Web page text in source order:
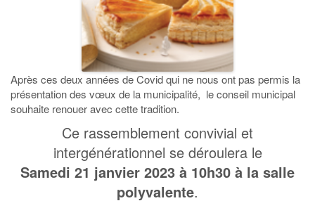
Après ces deux années de Covid qui ne nous ont pas permis la
présentation des vœux de la municipalité, le conseil municipal
souhaite renouer avec cette tradition.
Ce rassemblement convivial et
intergénérationnel se déroulera le
Samedi 21 janvier 2023 à 10h30 à la salle
polyvalente.